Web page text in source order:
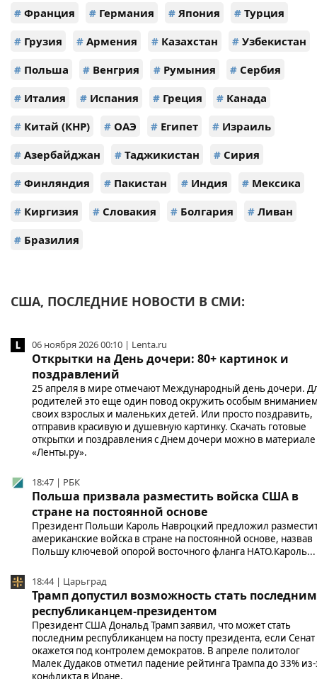
# Франция # Германия # Япония # Турция
# Грузия # Армения # Казахстан # Узбекистан
# Польша # Венгрия # Румыния # Сербия
# Италия # Испания # Греция # Канада
# Китай (КНР) # ОАЭ # Египет # Израиль
# Азербайджан # Таджикистан # Сирия
# Финляндия # Пакистан # Индия # Мексика
# Киргизия # Словакия # Болгария # Ливан
# Бразилия
США, ПОСЛЕДНИЕ НОВОСТИ В СМИ:
06 ноября 2026 00:10 | Lenta.ru
Открытки на День дочери: 80+ картинок и
поздравлений
25 апреля в мире отмечают Международный день дочери.
родителей это еще один повод окружить особым
своих взрослых и маленьких детей. Или просто поздравить,
отправив красивую и душевную картинку. Скачать готовые
открытки и поздравления с Днем дочери можно в материале
«Ленты.ру».
18:47 | РБК
Польша призвала разместить войска США в
стране на постоянной основе
Президент Польши Кароль Навроцкий предложил
американские войска в стране на постоянной основе, назвав
Польшу ключевой опорой восточного фланга НАТО.Кароль...
18:44 | Царьград
Трамп допустил возможность стать последним
республиканцем-президентом
Президент США Дональд Трамп заявил, что может стать
последним республиканцем на посту президента, если Сенат
окажется под контролем демократов. В апреле политолог
Малек Дудаков отметил падение рейтинга Трампа до 33% из-
конфликта в Иране.